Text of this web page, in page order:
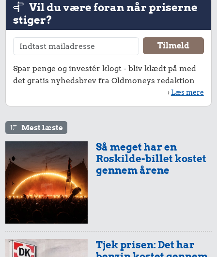
Strygejern
1/2 kg skæreost
163 kr.
10 liter benzin
25 kr.
200 g smør
Vil du være foran når priserne
stiger?
Spar penge og investér klogt - bliv klædt på med
det gratis nyhedsbrev fra Oldmoneys redaktion
› Læs mere
Mest læste
Så meget har en
Roskilde-billet kostet
gennem årene
Tjek prisen: Det har